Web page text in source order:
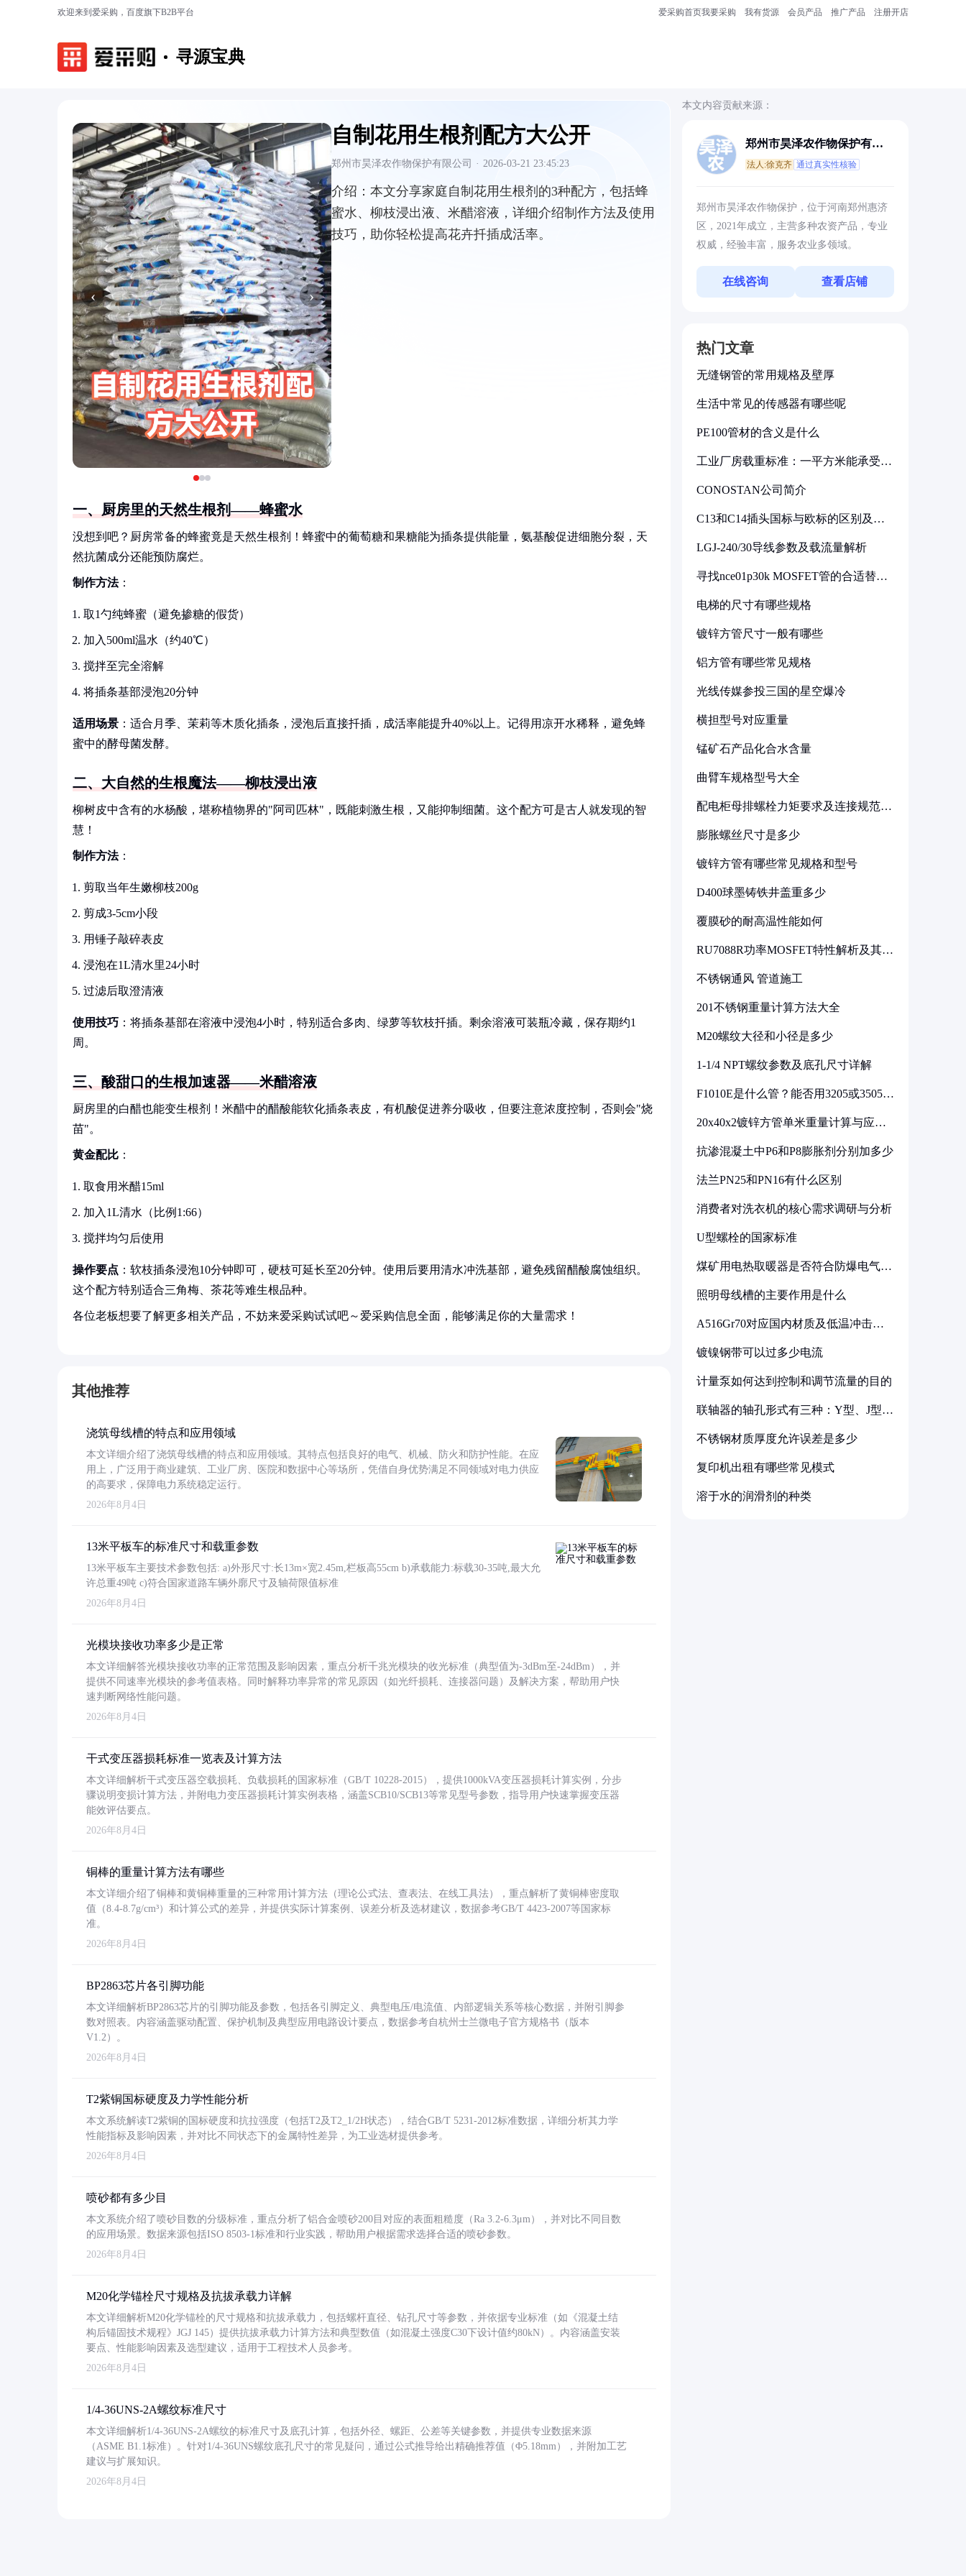
欢迎来到爱采购，百度旗下B2B平台 爱采购首页我要采购 我有货源 会员产品 推广产品 注册开店
寻源宝典
‹ ›
自制花用生根剂配方大公开
郑州市昊泽农作物保护有限公司 · 2026-03-21 23:45:23
介绍： 本文分享家庭自制花用生根剂的3种配方，包括蜂
蜜水、柳枝浸出液、米醋溶液，详细介绍制作方法及使用
技巧，助你轻松提高花卉扦插成活率。
一、厨房里的天然生根剂——蜂蜜水
没想到吧？厨房常备的蜂蜜竟是天然生根剂！蜂蜜中的葡萄糖和果糖能为插条提供能量，氨基酸促进细胞分裂，天
然抗菌成分还能预防腐烂。
制作方法：
取1勺纯蜂蜜（避免掺糖的假货）
加入500ml温水（约40℃）
搅拌至完全溶解
将插条基部浸泡20分钟
适用场景 ：适合月季、茉莉等木质化插条，浸泡后直接扦插，成活率能提升40%以上。记得用凉开水稀释，避免蜂
蜜中的酵母菌发酵。
二、大自然的生根魔法——柳枝浸出液
柳树皮中含有的水杨酸，堪称植物界的"阿司匹林"，既能刺激生根，又能抑制细菌。这个配方可是古人就发现的智
慧！
制作方法：
剪取当年生嫩柳枝200g
剪成3-5cm小段
用锤子敲碎表皮
浸泡在1L清水里24小时
过滤后取澄清液
使用技巧 ：将插条基部在溶液中浸泡4小时，特别适合多肉、绿萝等软枝扦插。剩余溶液可装瓶冷藏，保存期约1
周。
三、酸甜口的生根加速器——米醋溶液
厨房里的白醋也能变生根剂！米醋中的醋酸能软化插条表皮，有机酸促进养分吸收，但要注意浓度控制，否则会"烧
苗"。
黄金配比 ：
取食用米醋15ml
加入1L清水（比例1:66）
搅拌均匀后使用
操作要点 ：软枝插条浸泡10分钟即可，硬枝可延长至20分钟。使用后要用清水冲洗基部，避免残留醋酸腐蚀组织。
这个配方特别适合三角梅、茶花等难生根品种。
各位老板想要了解更多相关产品，不妨来爱采购试试吧～爱采购信息全面，能够满足你的大量需求！
其他推荐
浇筑母线槽的特点和应用领域
本文详细介绍了浇筑母线槽的特点和应用领域。其特点包括良好的电气、机械、防火和防护性能。在应
用上，广泛用于商业建筑、工业厂房、医院和数据中心等场所，凭借自身优势满足不同领域对电力供应
的高要求，保障电力系统稳定运行。
2026年8月4日
13米平板车的标准尺寸和载重参数
13米平板车主要技术参数包括: a)外形尺寸:长13m×宽2.45m,栏板高55cm b)承载能力:标载30-35吨,最大允
许总重49吨 c)符合国家道路车辆外廓尺寸及轴荷限值标准
2026年8月4日
光模块接收功率多少是正常
本文详细解答光模块接收功率的正常范围及影响因素，重点分析千兆光模块的收光标准（典型值为-3dBm至-24dBm），并
提供不同速率光模块的参考值表格。同时解释功率异常的常见原因（如光纤损耗、连接器问题）及解决方案，帮助用户快
速判断网络性能问题。
2026年8月4日
干式变压器损耗标准一览表及计算方法
本文详细解析干式变压器空载损耗、负载损耗的国家标准（GB/T 10228-2015），提供1000kVA变压器损耗计算实例，分步
骤说明变损计算方法，并附电力变压器损耗计算实例表格，涵盖SCB10/SCB13等常见型号参数，指导用户快速掌握变压器
能效评估要点。
2026年8月4日
铜棒的重量计算方法有哪些
本文详细介绍了铜棒和黄铜棒重量的三种常用计算方法（理论公式法、查表法、在线工具法），重点解析了黄铜棒密度取
值（8.4-8.7g/cm³）和计算公式的差异，并提供实际计算案例、误差分析及选材建议，数据参考GB/T 4423-2007等国家标
准。
2026年8月4日
BP2863芯片各引脚功能
本文详细解析BP2863芯片的引脚功能及参数，包括各引脚定义、典型电压/电流值、内部逻辑关系等核心数据，并附引脚参
数对照表。内容涵盖驱动配置、保护机制及典型应用电路设计要点，数据参考自杭州士兰微电子官方规格书（版本
V1.2）。
2026年8月4日
T2紫铜国标硬度及力学性能分析
本文系统解读T2紫铜的国标硬度和抗拉强度（包括T2及T2_1/2H状态），结合GB/T 5231-2012标准数据，详细分析其力学
性能指标及影响因素，并对比不同状态下的金属特性差异，为工业选材提供参考。
2026年8月4日
喷砂都有多少目
本文系统介绍了喷砂目数的分级标准，重点分析了铝合金喷砂200目对应的表面粗糙度（Ra 3.2-6.3μm），并对比不同目数
的应用场景。数据来源包括ISO 8503-1标准和行业实践，帮助用户根据需求选择合适的喷砂参数。
2026年8月4日
M20化学锚栓尺寸规格及抗拔承载力详解
本文详细解析M20化学锚栓的尺寸规格和抗拔承载力，包括螺杆直径、钻孔尺寸等参数，并依据专业标准（如《混凝土结
构后锚固技术规程》JGJ 145）提供抗拔承载力计算方法和典型数值（如混凝土强度C30下设计值约80kN）。内容涵盖安装
要点、性能影响因素及选型建议，适用于工程技术人员参考。
2026年8月4日
1/4-36UNS-2A螺纹标准尺寸
本文详细解析1/4-36UNS-2A螺纹的标准尺寸及底孔计算，包括外径、螺距、公差等关键参数，并提供专业数据来源
（ASME B1.1标准）。针对1/4-36UNS螺纹底孔尺寸的常见疑问，通过公式推导给出精确推荐值（Φ5.18mm），并附加工艺
建议与扩展知识。
2026年8月4日
本文内容贡献来源：
郑州市昊泽农作物保护有限
法人:徐克齐 通过真实性核验
郑州市昊泽农作物保护，位于河南郑州惠济
区，2021年成立，主营多种农资产品，专业
权威，经验丰富，服务农业多领域。
在线咨询 查看店铺
热门文章
无缝钢管的常用规格及壁厚
生活中常见的传感器有哪些呢
PE100管材的含义是什么
工业厂房载重标准：一平方米能承受多
CONOSTAN公司简介
C13和C14插头国标与欧标的区别及其
LGJ-240/30导线参数及载流量解析
寻找nce01p30k MOSFET管的合适替代
电梯的尺寸有哪些规格
镀锌方管尺寸一般有哪些
铝方管有哪些常见规格
光线传媒参投三国的星空爆冷
横担型号对应重量
锰矿石产品化合水含量
曲臂车规格型号大全
配电柜母排螺栓力矩要求及连接规范详
膨胀螺丝尺寸是多少
镀锌方管有哪些常见规格和型号
D400球墨铸铁井盖重多少
覆膜砂的耐高温性能如何
RU7088R功率MOSFET特性解析及其在
不锈钢通风 管道施工
201不锈钢重量计算方法大全
M20螺纹大径和小径是多少
1-1/4 NPT螺纹参数及底孔尺寸详解
F1010E是什么管？能否用3205或3505代
20x40x2镀锌方管单米重量计算与应用
抗渗混凝土中P6和P8膨胀剂分别加多少
法兰PN25和PN16有什么区别
消费者对洗衣机的核心需求调研与分析
U型螺栓的国家标准
煤矿用电热取暖器是否符合防爆电气设
照明母线槽的主要作用是什么
A516Gr70对应国内材质及低温冲击要
镀镍钢带可以过多少电流
计量泵如何达到控制和调节流量的目的
联轴器的轴孔形式有三种：Y型、J型、
不锈钢材质厚度允许误差是多少
复印机出租有哪些常见模式
溶于水的润滑剂的种类